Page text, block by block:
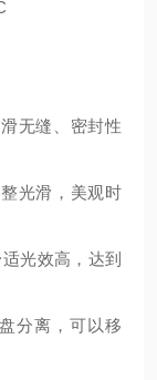
无缝、密封性
光滑，美观时
光效高，达到
分离，可以移